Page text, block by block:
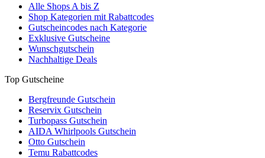
Alle Shops A bis Z
Shop Kategorien mit Rabattcodes
Gutscheincodes nach Kategorie
Exklusive Gutscheine
Wunschgutschein
Nachhaltige Deals
Top Gutscheine
Bergfreunde Gutschein
Reservix Gutschein
Turbopass Gutschein
AIDA Whirlpools Gutschein
Otto Gutschein
Temu Rabattcodes